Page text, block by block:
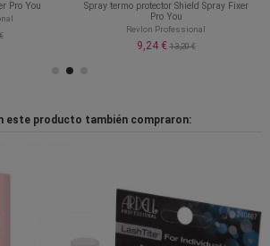
Pro You
Spray termo protector Shield Spray Fixer
Pro You
Revlon Professional
9,24 €13,20 €
este producto también compraron: